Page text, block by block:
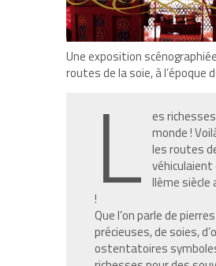
Une exposition
routes de la soie, à l’époque
L
es
monde !
les routes
véhiculaient
IIème siècle
!
Que l’on parle de pierres
précieuses, de soies,
ostentatoires